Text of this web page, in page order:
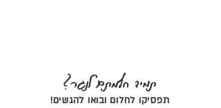
תמיד חלמתם לנגר?
תפסיקו לחלום ובואו להגשים!